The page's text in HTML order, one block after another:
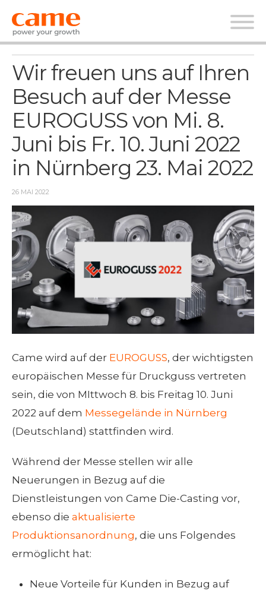
Nachrichten
Wir freuen uns auf Ihren
Besuch auf der Messe
EUROGUSS von Mi. 8.
Juni bis Fr. 10. Juni 2022
in Nürnberg 23. Mai 2022
26 MAI 2022
Came wird auf der EUROGUSS, der wichtigsten
europäischen Messe für Druckguss vertreten
sein, die von MIttwoch 8. bis Freitag 10. Juni
2022 auf dem Messegelände in Nürnberg
(Deutschland) stattfinden wird.
Während der Messe stellen wir alle
Neuerungen in Bezug auf die
Dienstleistungen von Came Die-Casting vor,
ebenso die aktualisierte
Produktionsanordnung, die uns Folgendes
ermöglicht hat:
Neue Vorteile für Kunden in Bezug auf